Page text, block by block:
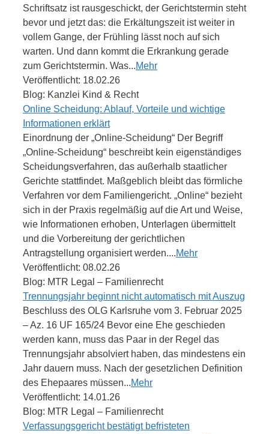
Schriftsatz ist rausgeschickt, der Gerichtstermin steht
bevor und jetzt das: die Erkältungszeit ist weiter in
vollem Gange, der Frühling lässt noch auf sich
warten. Und dann kommt die Erkrankung gerade
zum Gerichtstermin. Was...Mehr
Veröffentlicht: 18.02.26
Blog: Kanzlei Kind & Recht
Online Scheidung: Ablauf, Vorteile und wichtige
Informationen erklärt
Einordnung der „Online-Scheidung“ Der Begriff
„Online-Scheidung“ beschreibt kein eigenständiges
Scheidungsverfahren, das außerhalb staatlicher
Gerichte stattfindet. Maßgeblich bleibt das förmliche
Verfahren vor dem Familiengericht. „Online“ bezieht
sich in der Praxis regelmäßig auf die Art und Weise,
wie Informationen erhoben, Unterlagen übermittelt
und die Vorbereitung der gerichtlichen
Antragstellung organisiert werden....Mehr
Veröffentlicht: 08.02.26
Blog: MTR Legal – Familienrecht
Trennungsjahr beginnt nicht automatisch mit Auszug
Beschluss des OLG Karlsruhe vom 3. Februar 2025
– Az. 16 UF 165/24 Bevor eine Ehe geschieden
werden kann, muss das Paar in der Regel das
Trennungsjahr absolviert haben, das mindestens ein
Jahr dauern muss. Nach der gesetzlichen Definition
des Ehepaares müssen...Mehr
Veröffentlicht: 14.01.26
Blog: MTR Legal – Familienrecht
Verfassungsgericht bestätigt befristeten